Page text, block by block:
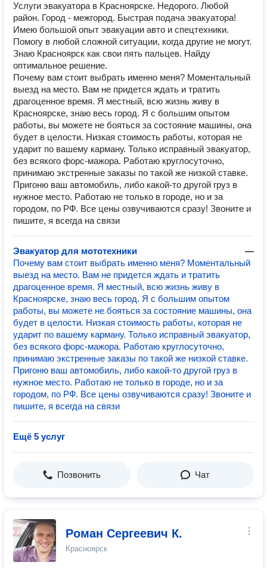
Услуги эвакуаторa в Kpасноярcке. Недорого. Любой
район. Город - межгород. Быстpaя подачa эвакуaтoрa!
Имею большой опыт эвакуации авто и спецтехники.
Помогу в любой сложной ситуации, когда другие не могут.
Знаю Красноярск как свои пять пальцев. Найду
оптимальное решение.
Почему вам стоит выбрать именно меня? Моментальный
выезд на место. Вам не придется ждать и тратить
драгоценное время. Я местный, всю жизнь живу в
Красноярске, знаю весь город. Я с большим опытом
работы, вы можете не бояться за состояние машины, она
будет в целости. Низкая стоимость работы, которая не
ударит по вашему карману. Только исправный эвакуатор,
без всякого форс-мажора. Работаю круглосуточно,
принимаю экстренные заказы по такой же низкой ставке.
Пригоню ваш автомобиль, либо какой-то другой груз в
нужное место. Работаю не только в городе, но и за
городом, по РФ. Все цены озвучиваются сразу! Звоните и
пишите, я всегда на связи
Эвакуатор для мототехники
—
Почему вам стоит выбрать именно меня? Моментальный
выезд на место. Вам не придется ждать и тратить
драгоценное время. Я местный, всю жизнь живу в
Красноярске, знаю весь город. Я с большим опытом
работы, вы можете не бояться за состояние машины, она
будет в целости. Низкая стоимость работы, которая не
ударит по вашему карману. Только исправный эвакуатор,
без всякого форс-мажора. Работаю круглосуточно,
принимаю экстренные заказы по такой же низкой ставке.
Пригоню ваш автомобиль, либо какой-то другой груз в
нужное место. Работаю не только в городе, но и за
городом, по РФ. Все цены озвучиваются сразу! Звоните и
пишите, я всегда на связи
Ещё 5 услуг
Позвонить Чат
Роман Сергеевич К.
Красноярск